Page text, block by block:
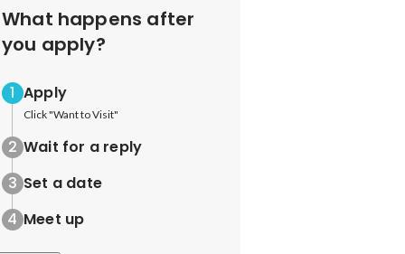
What happens after
you apply?
Apply
Click "Want to Visit"
Wait for a reply
Set a date
Meet up